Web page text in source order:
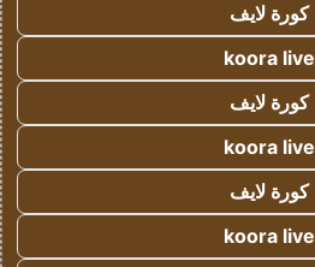
كورة لايف
koora live
كورة لايف
koora live
كورة لايف
koora live